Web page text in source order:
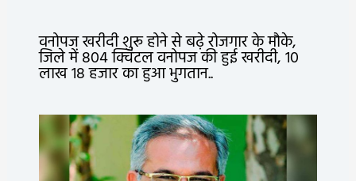
वनोपज खरीदी शुरू होने से बढ़े रोजगार के मौके,
जिले में 804 क्विंटल वनोपज की हुई खरीदी, 10
लाख 18 हजार का हुआ भुगतान..